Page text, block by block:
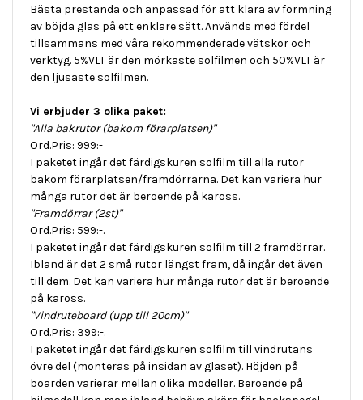
Bästa prestanda och anpassad för att klara av formning
av böjda glas på ett enklare sätt. Används med fördel
tillsammans med våra rekommenderade vätskor och
verktyg. 5%VLT är den mörkaste solfilmen och 50%VLT är
den ljusaste solfilmen.
Vi erbjuder 3 olika paket:
"Alla bakrutor (bakom förarplatsen)"
Ord.Pris: 999:-
I paketet ingår det färdigskuren solfilm till alla rutor
bakom förarplatsen/framdörrarna. Det kan variera hur
många rutor det är beroende på kaross.
"Framdörrar (2st)"
Ord.Pris: 599:-.
I paketet ingår det färdigskuren solfilm till 2 framdörrar.
Ibland är det 2 små rutor längst fram, då ingår det även
till dem. Det kan variera hur många rutor det är beroende
på kaross.
"Vindruteboard (upp till 20cm)"
Ord.Pris: 399:-.
I paketet ingår det färdigskuren solfilm till vindrutans
övre del (monteras på insidan av glaset). Höjden på
boarden varierar mellan olika modeller. Beroende på